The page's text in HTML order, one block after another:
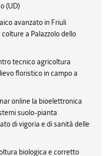
(UD)
avanzato in Friuli
a Palazzolo dello
tecnico agricoltura
floristico in campo a
online la bioelettronica
suolo-pianta
di vigoria e di sanità delle
biologica e corretto